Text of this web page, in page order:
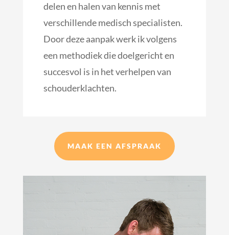
delen en halen van kennis met
verschillende medisch specialisten.
Door deze aanpak werk ik volgens
een methodiek die doelgericht en
succesvol is in het verhelpen van
schouderklachten.
MAAK EEN AFSPRAAK